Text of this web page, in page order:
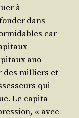
à
dans
car­
ano­
des mil­liers et
qui
Le capi­ta­
« avec